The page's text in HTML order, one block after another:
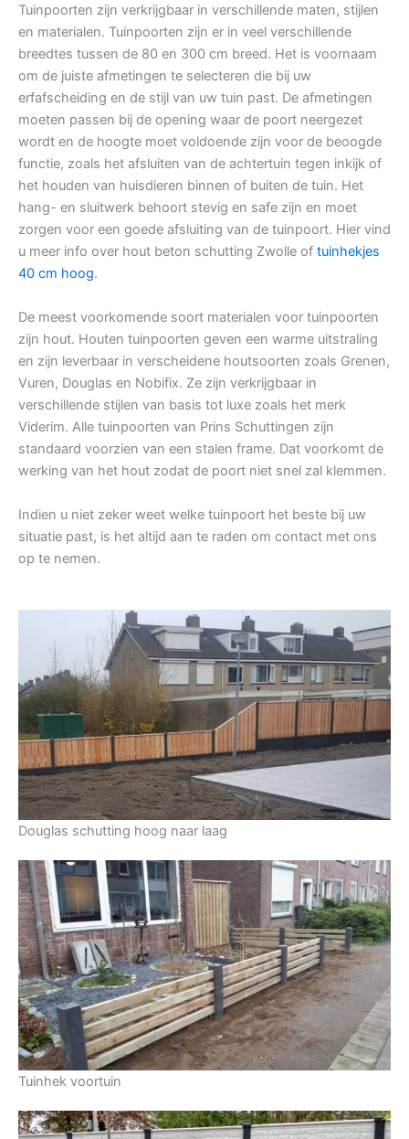
Tuinpoorten zijn verkrijgbaar in verschillende maten, stijlen
en materialen. Tuinpoorten zijn er in veel verschillende
breedtes tussen de 80 en 300 cm breed. Het is voornaam
om de juiste afmetingen te selecteren die bij uw
erfafscheiding en de stijl van uw tuin past. De afmetingen
moeten passen bij de opening waar de poort neergezet
wordt en de hoogte moet voldoende zijn voor de beoogde
functie, zoals het afsluiten van de achtertuin tegen inkijk of
het houden van huisdieren binnen of buiten de tuin. Het
hang- en sluitwerk behoort stevig en safe zijn en moet
zorgen voor een goede afsluiting van de tuinpoort. Hier vind
u meer info over hout beton schutting Zwolle of tuinhekjes
40 cm hoog.
De meest voorkomende soort materialen voor tuinpoorten
zijn hout. Houten tuinpoorten geven een warme uitstraling
en zijn leverbaar in verscheidene houtsoorten zoals Grenen,
Vuren, Douglas en Nobifix. Ze zijn verkrijgbaar in
verschillende stijlen van basis tot luxe zoals het merk
Viderim. Alle tuinpoorten van Prins Schuttingen zijn
standaard voorzien van een stalen frame. Dat voorkomt de
werking van het hout zodat de poort niet snel zal klemmen.
Indien u niet zeker weet welke tuinpoort het beste bij uw
situatie past, is het altijd aan te raden om contact met ons
op te nemen.
Douglas schutting hoog naar laag
Tuinhek voortuin